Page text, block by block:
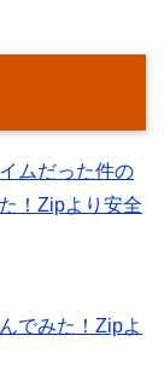
ムだった件の
！Zipより安全
でみた！Zipよ